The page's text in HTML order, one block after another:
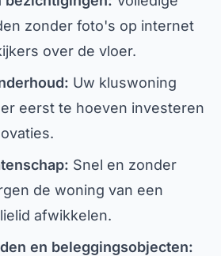
zonder foto's op internet
over de vloer.
Uw kluswoning
eerst te hoeven investeren
Snel en zonder
de woning van een
afwikkelen.
en beleggingsobjecten: